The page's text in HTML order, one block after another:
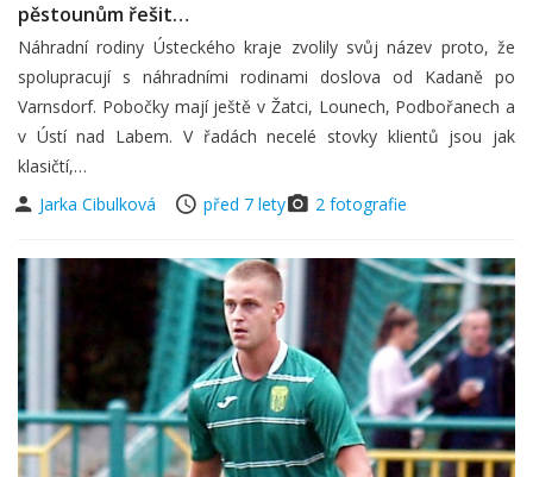
pěstounům řešit…
Náhradní rodiny Ústeckého kraje zvolily svůj název proto, že
spolupracují s náhradními rodinami doslova od Kadaně po
Varnsdorf. Pobočky mají ještě v Žatci, Lounech, Podbořanech a
v Ústí nad Labem. V řadách necelé stovky klientů jsou jak
klasičtí,…
Jarka Cibulková
před 7 lety 2 fotografie